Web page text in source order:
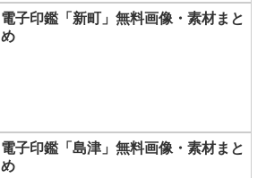
電子印鑑「新町」無料画像・素材まと
め
電子印鑑「島津」無料画像・素材まと
め